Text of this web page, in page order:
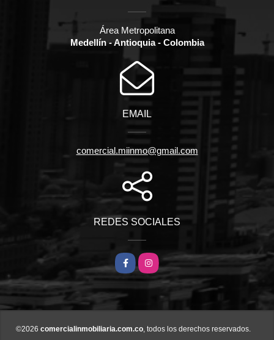
Área Metropolitana
Medellín - Antioquia - Colombia
EMAIL
comercial.miinmo@gmail.com
REDES SOCIALES
FacebookInstagram
©2026 comercialinmobiliaria.com.co, todos los derechos reservados.